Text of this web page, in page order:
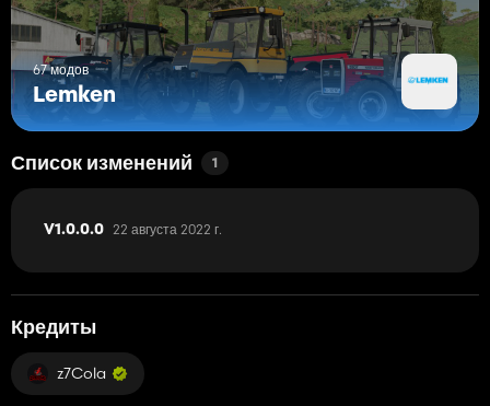
67 модов
Lemken
Список изменений 1
V1.0.0.0 22 августа 2022 г.
Кредиты
z7Cola